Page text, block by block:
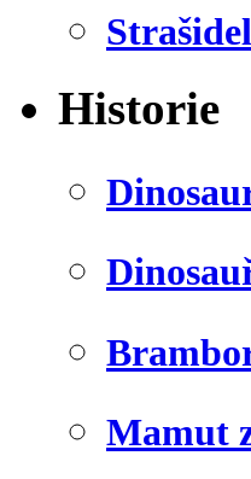
Historie
Mamut